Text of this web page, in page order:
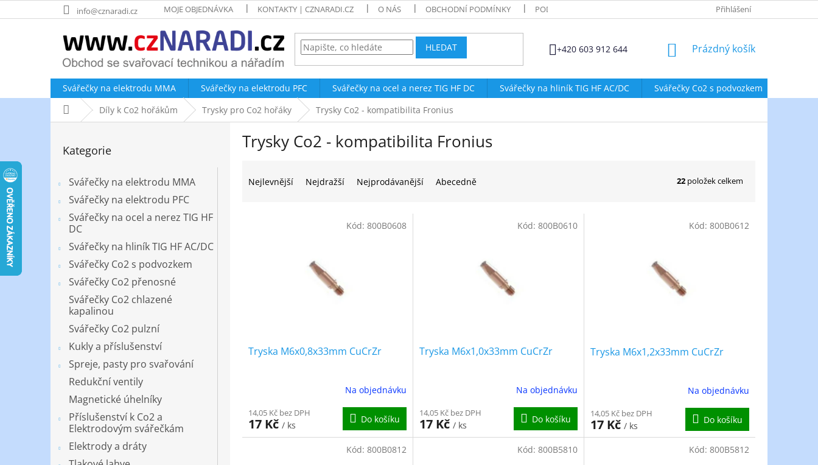
na
info@cznaradi.cz MOJE OBJEDNÁVKA KONTAKTY | CZNARADI.CZ O NÁS OBCHODNÍ PODMÍNKY PODMÍNKY OCHRANY OSOBNÍCH ÚDAJŮ ZÁSADY POUŽÍVÁNÍ
Přihlášení
HLEDAT +420 603 912 644
NÁKUPNÍ
Prázdný košík
Svářečky na elektrodu MMA Svářečky na elektrodu PFC Svářečky na ocel a nerez TIG HF DC Svářečky na hliník TIG HF AC/DC Svářečky Co2 s podvozkem
Domů Díly k Co2 hořákům Trysky pro Co2 hořáky Trysky Co2 - kompatibilita Fronius
kategorie
Kategorie
Svářečky na elektrodu MMA
Svářečky na elektrodu PFC
Svářečky na ocel a nerez TIG HF
DC
Svářečky na hliník TIG HF AC/DC
Svářečky Co2 s podvozkem
Svářečky Co2 přenosné
Svářečky Co2 chlazené
kapalinou
Svářečky Co2 pulzní
Kukly a příslušenství
Spreje, pasty pro svařování
Redukční ventily
Magnetické úhelníky
Příslušenství k Co2 a
Elektrodovým svářečkám
Elektrody a dráty
Trysky Co2 - kompatibilita Fronius
Nejlevnější Nejdražší Nejprodávanější Abecedně 22 položek celkem
Tryska M6x0,8x33mm CuCrZr
Na objednávku
14,05 Kč bez DPH
17 Kč / ks
Do košíku
Kód: 800B0608
Tryska M6x1,0x33mm CuCrZr
Na objednávku
14,05 Kč bez DPH
17 Kč / ks
Do košíku
Kód: 800B0610
Tryska M6x1,2x33mm CuCrZr
Na objednávku
14,05 Kč bez DPH
17 Kč / ks
Do košíku
Kód: 800B0612
Kód: 800B0812 Kód: 800B5810 Kód: 800B5812